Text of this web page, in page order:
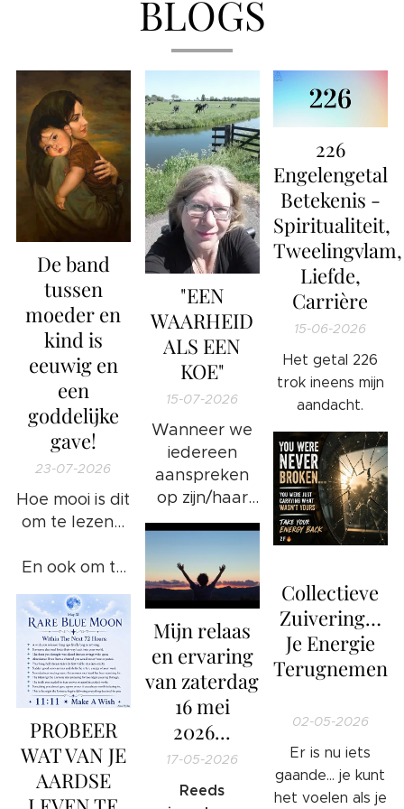
BLOGS
De band
tussen
moeder en
kind is
eeuwig en
een
goddelijke
gave!
23-07-2026
Hoe mooi is dit
om te lezen...
En ook om te
weten...❤️
"EEN
WAARHEID
ALS EEN
KOE"
15-07-2026
Wanneer we
iedereen
aanspreken
op zijn/haar
ongewenste
gedrag en/of
foute
handelingen
of bezigheden
komt het
goed: 100%
WAARHEID.
226
Engelengetal
Betekenis -
Spiritualiteit,
Tweelingvlam,
Liefde,
Carrière
15-06-2026
Het getal 226
trok ineens mijn
aandacht.
PROBEER
WAT VAN JE
AARDSE
Mijn relaas
en ervaring
van zaterdag
16 mei
2026...
17-05-2026
Reeds
Collectieve
Zuivering…
Je Energie
Terugnemen
02-05-2026
Er is nu iets
gaande… je kunt
het voelen als je